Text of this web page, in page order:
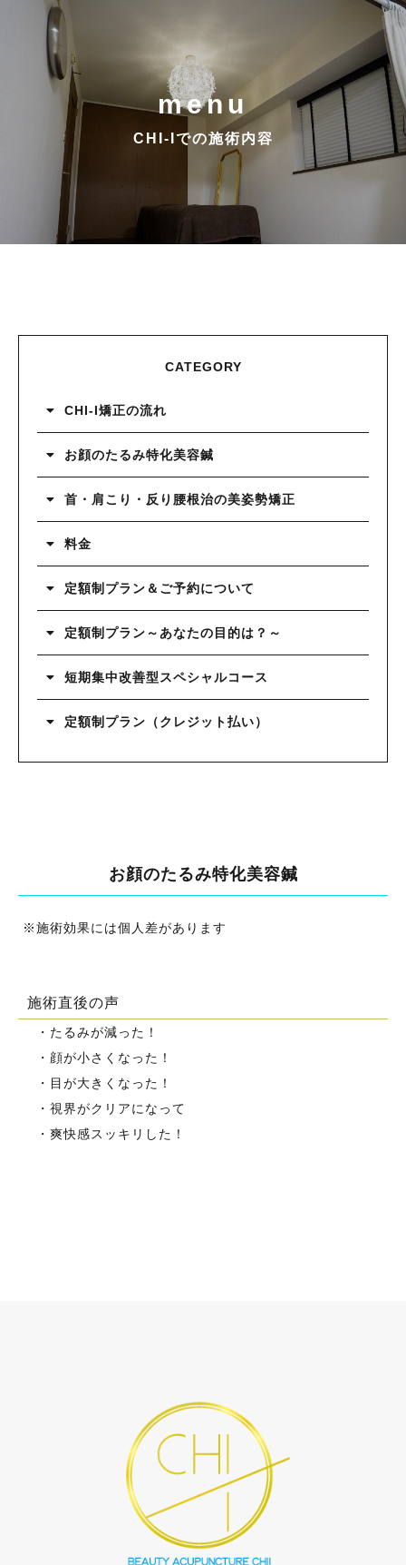
menu
CHI-Iでの施術内容
CATEGORY
CHI-I矯正の流れ
お顔のたるみ特化美容鍼
首・肩こり・反り腰根治の美姿勢矯正
料金
定額制プラン＆ご予約について
定額制プラン～あなたの目的は？～
短期集中改善型スペシャルコース
定額制プラン（クレジット払い）
お顔のたるみ特化美容鍼
※施術効果には個人差があります
施術直後の声
・たるみが減った！
・顔が小さくなった！
・目が大きくなった！
・視界がクリアになって
​・爽快感スッキリした！